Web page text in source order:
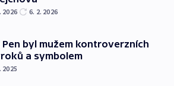
2026 6. 2. 2026
Pen byl mužem kontroverzních
a symbolem
2025